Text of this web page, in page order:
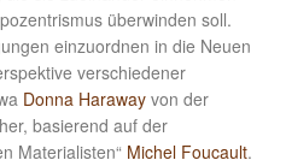
überwinden soll.
einzuordnen in die Neuen
verschiedener
Donna Haraway von der
basierend auf der
Materialisten“ Michel Foucault.